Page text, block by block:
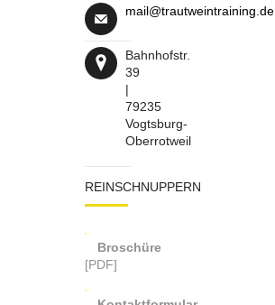
mail@trautweintraining.de
Bahnhofstr.
39
|
79235
Vogtsburg-
Oberrotweil
REINSCHNUPPERN
Broschüre
[PDF]